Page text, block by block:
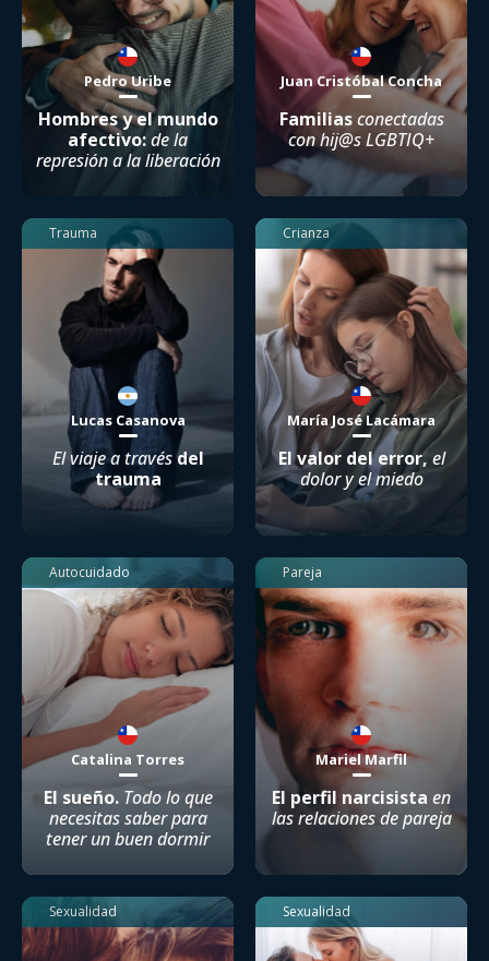
Pedro Uribe
Hombres y el mundo
afectivo:de la
represión a la liberación
Juan Cristóbal Concha
Familiasconectadas
con hij@s LGBTIQ+
Trauma
Lucas Casanova
El viaje a travésdel
trauma
Crianza
María José Lacámara
El valor del error,el
dolor y el miedo
Autocuidado
Catalina Torres
El sueño.Todo lo que
necesitas saber para
tener un buen dormir
Pareja
Mariel Marfil
El perfil narcisista en
las relaciones de pareja
Sexualidad Sexualidad